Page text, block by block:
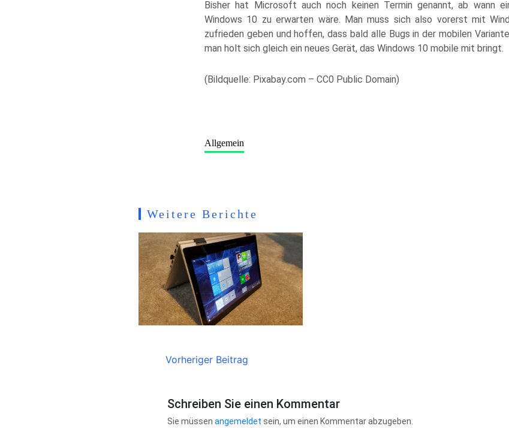
Bisher hat Microsoft auch noch keinen Termin genannt, ab wann
Windows 10 zu erwarten wäre. Man muss sich also vorerst mit
zufrieden geben und hoffen, dass bald alle Bugs in der mobilen
man holt sich gleich ein neues Gerät, das Windows 10 mobile mit bringt.
(Bildquelle: Pixabay.com – CC0 Public Domain)
Allgemein
Weitere Berichte
Vorheriger Beitrag
Schreiben Sie einen Kommentar
Sie müssen angemeldet sein, um einen Kommentar abzugeben.